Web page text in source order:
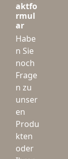
aktfo
rmul
ar
Habe
n Sie
noch
Frage
n zu
unser
en
Produ
kten
oder